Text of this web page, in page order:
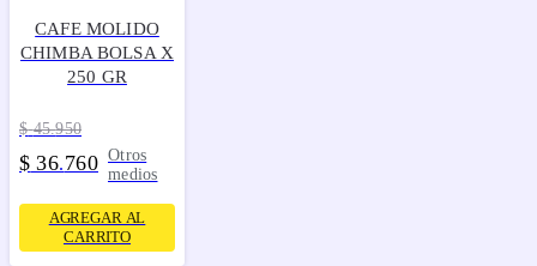
CAFE MOLIDO
CHIMBA BOLSA X
250 GR
$ 45.950
$ 36.760 Otros
medios
AGREGAR AL
CARRITO